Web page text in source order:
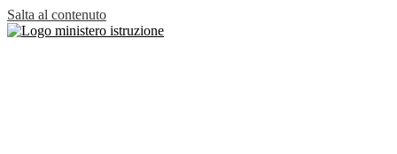
Salta al contenuto